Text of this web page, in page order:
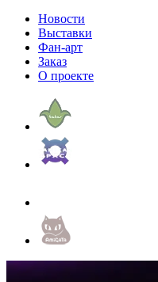
Новости
Выставки
Фан-арт
Заказ
О проекте